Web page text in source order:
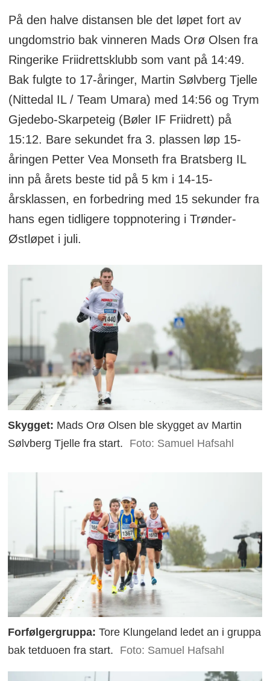
På den halve distansen ble det løpet fort av
ungdomstrio bak vinneren Mads Orø Olsen fra
Ringerike Friidrettsklubb som vant på 14:49.
Bak fulgte to 17-åringer, Martin Sølvberg Tjelle
(Nittedal IL / Team Umara) med 14:56 og Trym
Gjedebo-Skarpeteig (Bøler IF Friidrett) på
15:12. Bare sekundet fra 3. plassen løp 15-
åringen Petter Vea Monseth fra Bratsberg IL
inn på årets beste tid på 5 km i 14-15-
årsklassen, en forbedring med 15 sekunder fra
hans egen tidligere toppnotering i Trønder-
Østløpet i juli.
Skygget: Mads Orø Olsen ble skygget av Martin
Sølvberg Tjelle fra start.
Foto: Samuel Hafsahl
Forfølgergruppa: Tore Klungeland ledet an i gruppa
bak tetduoen fra start.
Foto: Samuel Hafsahl